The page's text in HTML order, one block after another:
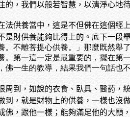
的，我們以般若智慧，以清淨心地
法供養當中，這是不但佛在這個經
是財供養能夠比得上的。底下一段
。不離菩提心供養。」那麼既然舉
。第一這一定是最重要的，擺在第
佛一生的教導，結果我們一句話也
周到，如說的衣食、臥具、醫葯，
到，就是財物上的供養，一樣也沒
佛，跟他一樣；能夠滿足他的大願